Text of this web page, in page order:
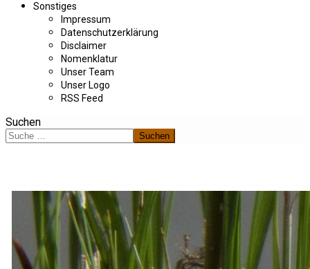
Sonstiges
Impressum
Datenschutzerklärung
Disclaimer
Nomenklatur
Unser Team
Unser Logo
RSS Feed
Suchen
Suchen